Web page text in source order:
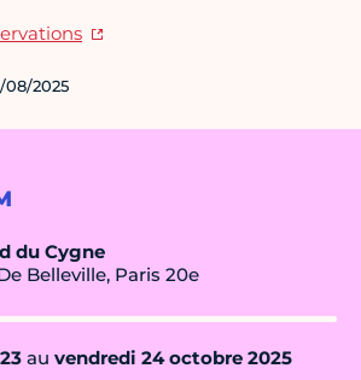
du Cygne
Belleville, Paris 20e
au vendredi 24 octobre 2025
08/2025